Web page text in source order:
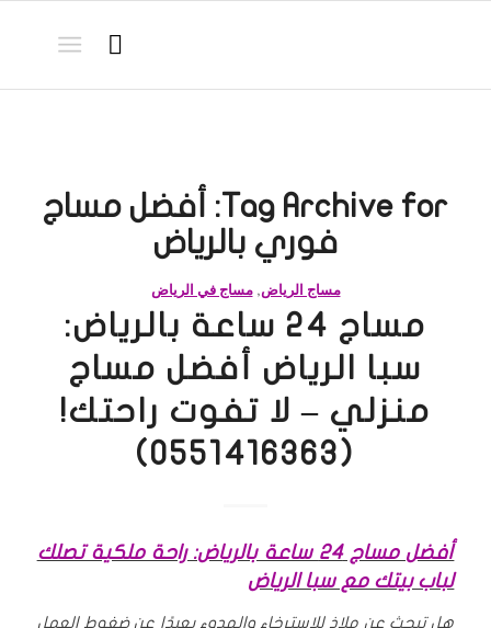
Tag Archive for:
أفضل مساج
فوري بالرياض
مساج الرياض,مساج في الرياض
مساج 24 ساعة بالرياض:
سبا الرياض أفضل مساج
منزلي – لا تفوت راحتك!
(0551416363)
أفضل مساج 24 ساعة بالرياض: راحة ملكية تصلك
لباب بيتك مع سبا الرياض
هل تبحث عن ملاذ للاسترخاء والهدوء بعيدًا عن ضغوط العمل